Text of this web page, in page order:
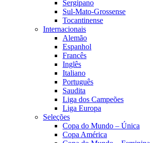
Sergipano
Sul-Mato-Grossense
Tocantinense
Internacionais
Alemão
Espanhol
Francês
Inglês
Italiano
Português
Saudita
Liga dos Campeões
Liga Europa
Seleções
Copa do Mundo – Única
Copa América